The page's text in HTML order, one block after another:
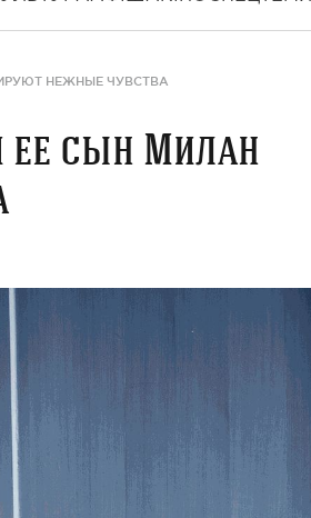
НЕЖНЫЕ ЧУВСТВА
ее сын Милан